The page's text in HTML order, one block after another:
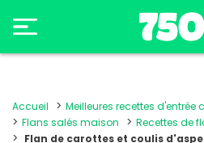
Accueil
Meilleures recettes d'entrée
Flans salés maison
Recettes de
Flan de carottes et coulis